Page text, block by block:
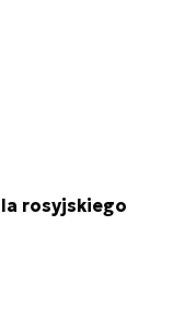
rosyjskiego